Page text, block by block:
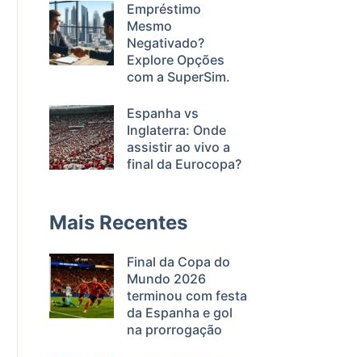
Empréstimo
Mesmo
Negativado?
Explore Opções
com a SuperSim.
Espanha vs
Inglaterra: Onde
assistir ao vivo a
final da Eurocopa?
Mais Recentes
Final da Copa do
Mundo 2026
terminou com festa
da Espanha e gol
na prorrogação